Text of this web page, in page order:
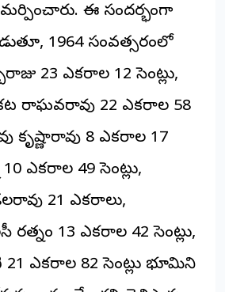
ఈ సందర్భంగా
1964 సంవత్సరంలో
23 ఎకరాల 12 సెంట్లు,
రాఘవరావు 22 ఎకరాల 58
కృష్ణారావు 8 ఎకరాల 17
ఎకరాల 49 సెంట్లు,
21 ఎకరాలు,
రత్నం 13 ఎకరాల 42 సెంట్లు,
21 ఎకరాల 82 సెంట్లు భూమిని